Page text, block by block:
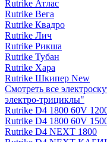
Rutrike Атлас
Rutrike Вега
Rutrike Квадро
Rutrike Лич
Rutrike Рикша
Rutrike Тубан
Rutrike Хара
Rutrike Шкипер New
Смотреть все
электро‑трициклы"
Rutrike D4 1800 60V
Rutrike D4 1800 60V
Rutrike D4 NEXT 1800